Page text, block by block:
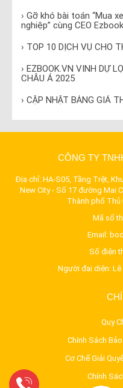
› Gỡ khó bài toán “Mua
nghiệp” cùng CEO
› TOP 10 DỊCH VỤ CHO
› EZBOOK.VN VINH DỰ
CHÂU Á 2025
› CẬP NHẬT BẢNG GIÁ
CÔNG TY
Địa chỉ: HA-S05, Tầng Trệt,
New City - Số 17 đường Mai
Thành phố Thủ
Mã số
Email:
Số điện
Người đại diện:
Quy
Chính Sách
Cơ Chế Giải
Chính